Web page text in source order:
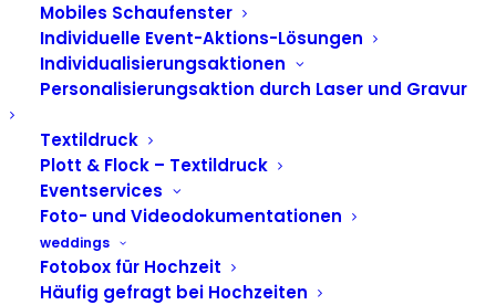
Mobiles Schaufenster
Individuelle Event-Aktions-Lösungen
Individualisierungsaktionen
Personalisierungsaktion durch Laser und Gravur
Textildruck
Plott & Flock – Textildruck
Eventservices
Foto- und Videodokumentationen
weddings
Fotobox für Hochzeit
Häufig gefragt bei Hochzeiten
gadplan – Ihr Partner
zum Fotobox Mieten
(NRW)